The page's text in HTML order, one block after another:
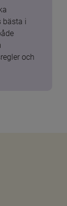
bästa i
och